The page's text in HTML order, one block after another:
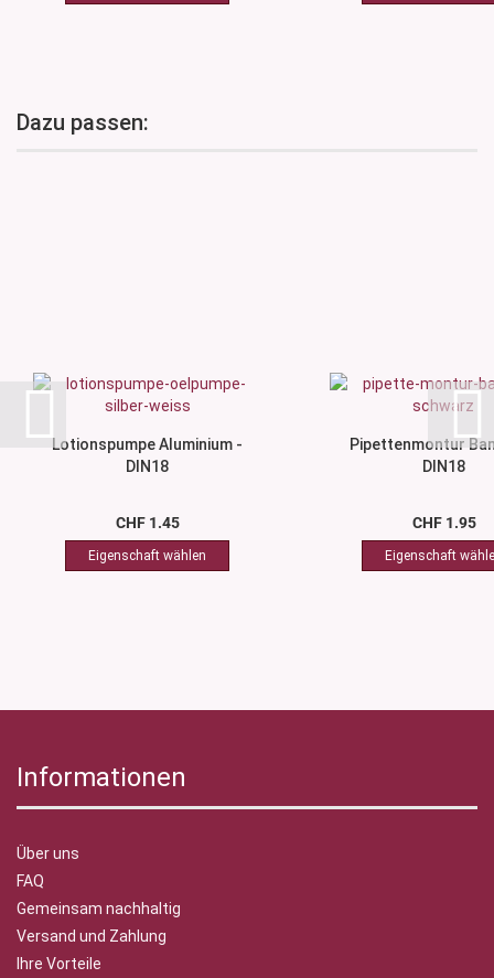
Dazu passen:
Lotionspumpe Aluminium -
DIN18
CHF 1.45
Pipettenmontur
DIN18
CHF 1.95
Informationen
Über uns
FAQ
Gemeinsam nachhaltig
Versand und Zahlung
Ihre Vorteile